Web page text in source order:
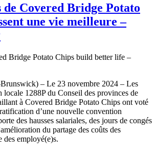
de Covered Bridge Potato
une vie meilleure –
– Le 23 novembre 2024 – Les
locale 1288P du Conseil des provinces de
à Covered Bridge Potato Chips ont voté
d’une nouvelle convention
des hausses salariales, des jours de congés
du partage des coûts des
des employé(e)s.